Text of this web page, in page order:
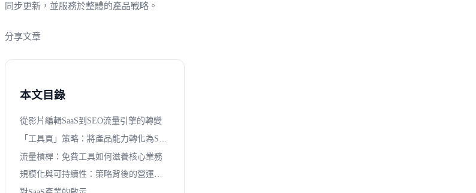
同步更新，並服務於整體的產品戰略。
分享文章
本文目錄
從影片編輯SaaS到SEO流量引擎的轉變
流量槓桿：免費工具如何滋養核心業務
規模化與可持續性：策略背後的營運思考